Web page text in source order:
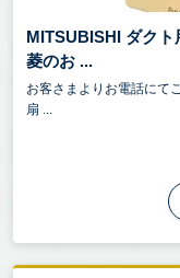
MITSUBISHI ダク
菱のお ...
お客さまよりお電話にて
扇 ...